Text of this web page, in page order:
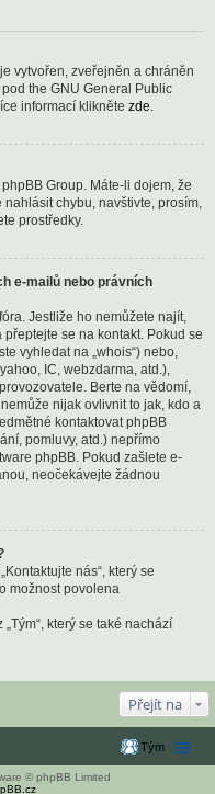
vytvořen, zveřejněn a chráněn
the GNU General Public
informací klikněte zde.
Group. Máte-li dojem, že
chybu, navštivte, prosím,
prostředky.
e-mailů nebo právních
Jestliže ho nemůžete najít,
se na kontakt. Pokud se
vyhledat na „whois“) nebo,
IC, webzdarma, atd.),
Berte na vědomí,
nijak ovlivnit to jak, kdo a
kontaktovat phpBB
pomluvy, atd.) nepřímo
phpBB. Pokud zašlete e-
neočekávejte žádnou
nás“, který se
možnost povolena
který se také nachází
Přejít na
Tým
© phpBB Limited